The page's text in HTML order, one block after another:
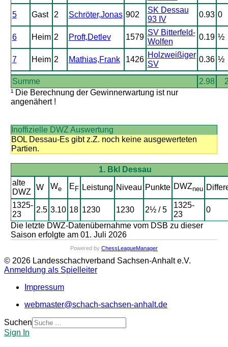
5 Gast 2 Schröter,Jonas 902
SK Dessau
93 IV
0.93 0
6 Heim 2 Proft,Detlev 1579
SV Bitterfeld-
Wolfen
0.19 ½
7 Heim 2 Mathias,Frank 1426
Holzweißiger
SV
0.36 ½
Summe 2.98
¹ Die Berechnung der Gewinnerwartung ist nur
angenähert !
Inoffizielle DWZ Auswertung
BOL Dessau-Es gibt z.Z. noch keine ausgewerteten
Partien.
1. Bkl Dessau
alte
DWZ
W We E F Leistung Niveau Punkte DWZneu
1325-
23
2.5 3.10 18 1230 1230 2½ / 5
1325-
23
0
Die letzte DWZ-Datenübernahme vom DSB zu dieser
Saison erfolgte am 01. Juli 2026
Powered by ChessLeagueManager
© 2026 Landesschachverband Sachsen-Anhalt e.V.
Anmeldung als Spielleiter
Impressum
webmaster@schach-sachsen-anhalt.de
Suchen
Sign In